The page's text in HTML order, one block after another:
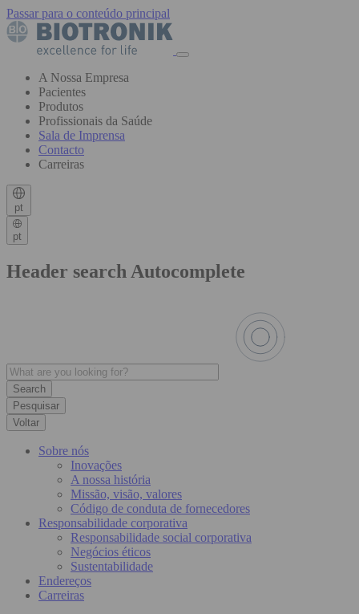
Passar para o conteúdo principal
A Nossa Empresa
Pacientes
Produtos
Profissionais da Saúde
Sala de Imprensa
Contacto
Carreiras
pt
pt
Header search Autocomplete
Pesquisar
Voltar
Sobre nós
Inovações
A nossa história
Missão, visão, valores
Código de conduta de fornecedores
Responsabilidade corporativa
Responsabilidade social corporativa
Negócios éticos
Sustentabilidade
Endereços
Carreiras